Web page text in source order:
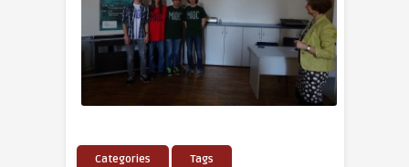
Categories Tags